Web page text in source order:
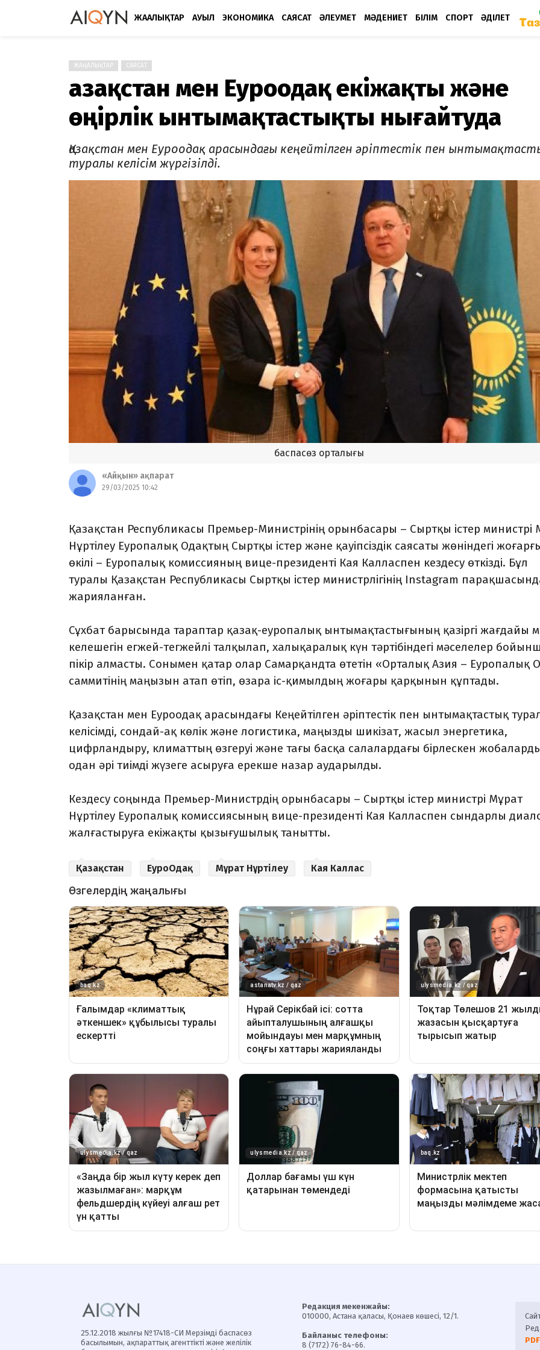
ЖАҢАЛЫҚТАР АУЫЛ ЭКОНОМИКА САЯСАТ ӘЛЕУМЕТ МӘДЕНИЕТ БІЛІМ СПОРТ ӘДІЛЕТ
ЖАҢАЛЫҚТАР САЯСАТ
Қазақстан мен Еуроодақ екіжақты және
өңірлік ынтымақтастықты нығайтуда
Қазақстан мен Еуроодақ арасындағы кеңейтілген әріптестік пен
туралы келісім жүргізілді.
баспасөз орталығы
«Айқын» ақпарат
29/03/2025 10:42
Қазақстан Республикасы Премьер-Министрінің орынбасары – Сыртқы істер министрі
Нұртілеу Еуропалық Одақтың Сыртқы істер және қауіпсіздік саясаты жөніндегі
өкілі – Еуропалық комиссияның вице-президенті Кая Калласпен кездесу өткізді. Бұл
туралы Қазақстан Республикасы Сыртқы істер министрлігінің Instagram
жарияланған.
Сұхбат барысында тараптар қазақ-еуропалық ынтымақтастығының қазіргі жағдайы
келешегін егжей-тегжейлі талқылап, халықаралық күн тәртібіндегі мәселелер
пікір алмасты. Сонымен қатар олар Самарқандта өтетін «Орталық Азия – Еуропалық
саммитінің маңызын атап өтіп, өзара іс-қимылдың жоғары қарқынын құптады.
Қазақстан мен Еуроодақ арасындағы Кеңейтілген әріптестік пен ынтымақтастық
келісімді, сондай-ақ көлік және логистика, маңызды шикізат, жасыл энергетика,
цифрландыру, климаттың өзгеруі және тағы басқа салалардағы бірлескен
одан әрі тиімді жүзеге асыруға ерекше назар аударылды.
Кездесу соңында Премьер-Министрдің орынбасары – Сыртқы істер министрі Мұрат
Нұртілеу Еуропалық комиссиясының вице-президенті Кая Калласпен сындарлы
жалғастыруға екіжақты қызығушылық танытты.
Қазақстан ЕуроОдақ Мұрат Нұртілеу Кая Каллас
25.12.2018 жылғы №17418-СИ Мерзімді баспасөз
басылымын, ақпараттық агенттікті және желілік
Редакция мекенжайы:
010000, Астана қаласы, Қонаев көшесі, 12/1.
Байланыс телефоны:
8 (7172) 76-84-66.